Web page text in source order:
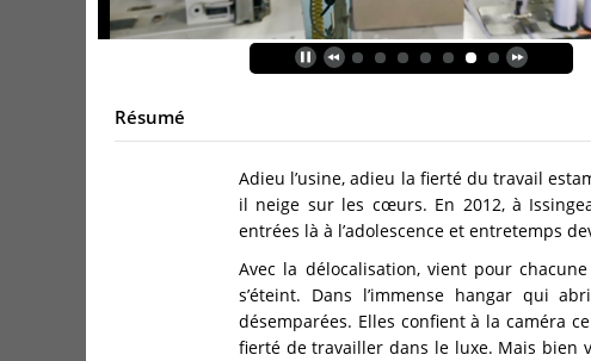
Résumé
Adieu l’usine, adieu la fierté du travail
il neige sur les cœurs. En 2012, à
entrées là à l’adolescence et entretemps
Avec la délocalisation, vient pour
s’éteint. Dans l’immense hangar qui
désemparées. Elles confient à la caméra
fierté de travailler dans le luxe. Mais bien